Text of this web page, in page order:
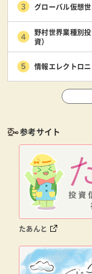
グローバル仮想
野村世界業種別
資）
情報エレクトロ
参考サイト
たあんと